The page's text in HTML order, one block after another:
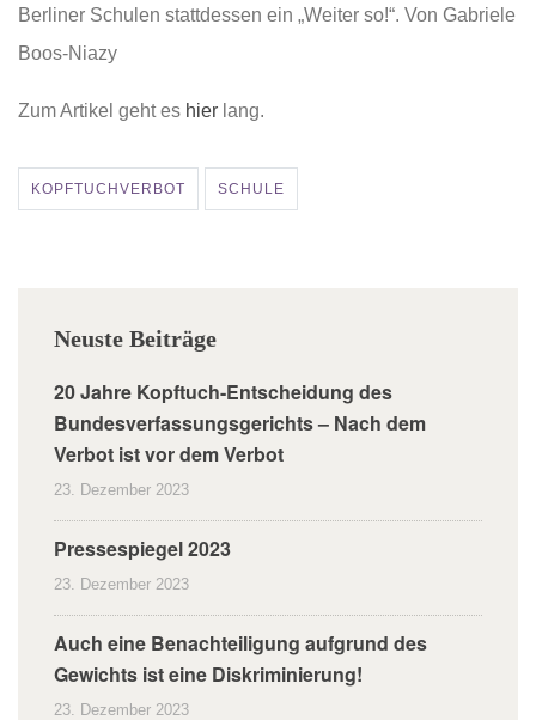
Berliner Schulen stattdessen ein „Weiter so!“. Von Gabriele
Boos-Niazy
Zum Artikel geht es hier lang.
KOPFTUCHVERBOT SCHULE
Neuste Beiträge
20 Jahre Kopftuch-Entscheidung des
Bundesverfassungsgerichts – Nach dem
Verbot ist vor dem Verbot
23. Dezember 2023
Pressespiegel 2023
23. Dezember 2023
Auch eine Benachteiligung aufgrund des
Gewichts ist eine Diskriminierung!
23. Dezember 2023